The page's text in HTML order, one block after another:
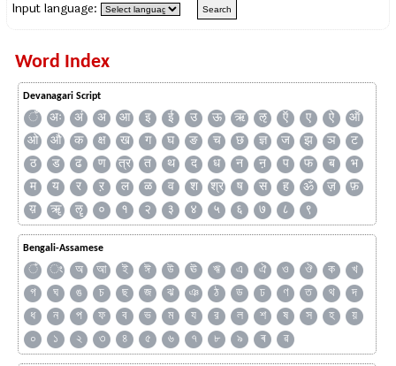
Input language:
Word Index
Devanagari Script
ँ अः अं अ आ इ ई उ ऊ ऋ ऌ ऍ ए ऐ
ऑ
ओ
औ क क्ष ख ग घ ङ च छ ज्ञ ज झ ञ
ट
ठ
ड ढ ण त्र त थ द ध न ऩ प फ ब
भ
म
य र ऱ ल ळ व श श्र ष स ह ॐ ज़
फ़
य़
ॠ ॡ ० १ २ ३ ४ ५ ६ ७ ८ ९
Bengali-Assamese
ঁ ং অ আ ই ঈ উ ঊ ঋ এ ঐ ও ঔ ক
খ
গ
ঘ ঙ চ ছ জ ঝ ঞ ঠ ড ঢ ণ ত থ
দ
ধ
ন প ফ ব ভ ম য র ল শ ষ স হ
য়
০
১ ২ ৩ ৪ ৫ ৬ ৭ ৮ ৯ ৰ ৱ